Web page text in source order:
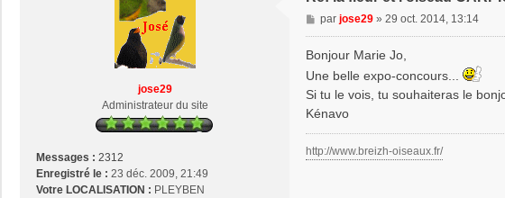
jose29
Administrateur du site
Messages : 2312
Enregistré le : 23 déc. 2009, 21:49
Votre LOCALISATION : PLEYBEN
M
e
a
g
e
par jose29» 29 oct. 2014, 13:14
Bonjour Marie Jo,
Une belle expo-concours...
Si tu le vois, tu souhaiteras le
Kénavo
http://www.breizh-oiseaux.fr/